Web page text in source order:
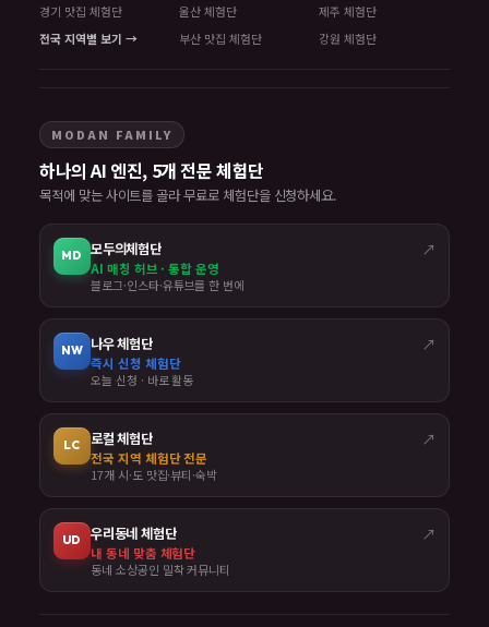
경기 맛집 체험단
전국 지역별 보기 →
울산 체험단
부산 맛집 체험단
제주 체험단
강원 체험단
MODAN FAMILY
하나의 AI 엔진, 5개 전문 체험단
목적에 맞는 사이트를 골라 무료로 체험단을 신청하세요.
MD 모두의체험단 ↗
AI 매칭 허브 · 통합 운영
블로그·인스타·유튜브를 한 번에
NW 나우 체험단 ↗
즉시 신청 체험단
오늘 신청 · 바로 활동
LC 로컬 체험단 ↗
전국 지역 체험단 전문
17개 시·도 맛집·뷰티·숙박
UD 우리동네 체험단 ↗
내 동네 맞춤 체험단
동네 소상공인 밀착 커뮤니티